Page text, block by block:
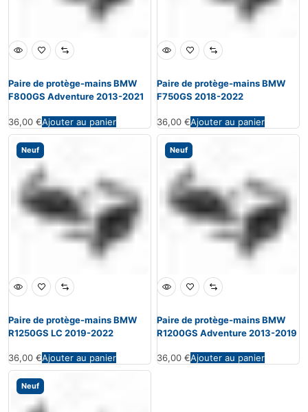
Paire de protège-mains BMW
F800GS Adventure 2013-2021
36,00 €Ajouter au panier
Paire de protège-mains BMW
F750GS 2018-2022
36,00 €Ajouter au panier
Neuf
Paire de protège-mains BMW
R1250GS LC 2019-2022
36,00 €Ajouter au panier
Neuf
Paire de protège-mains BMW
R1200GS Adventure 2013-2019
36,00 €Ajouter au panier
Neuf